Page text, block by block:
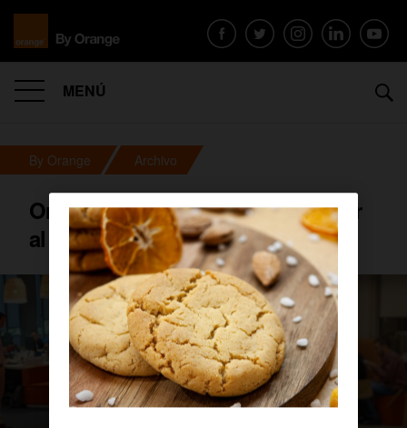
MENÚ
By Orange Archivo
Orange asistirá como patrocinador
al próximo PyConES 2019